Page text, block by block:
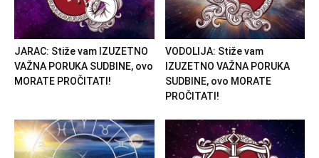
JARAC: Stiže vam IZUZETNO
VAŽNA PORUKA SUDBINE, ovo
MORATE PROČITATI!
VODOLIJA: Stiže vam
IZUZETNO VAŽNA PORUKA
SUDBINE, ovo MORATE
PROČITATI!